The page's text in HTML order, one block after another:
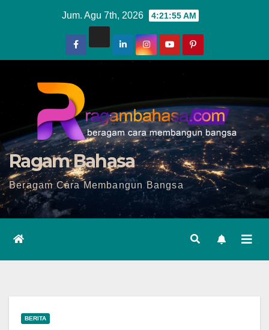
Jum. Agu 7th, 2026 4:21:56 AM
Ragam Bahasa
Beragam Cara Membangun Bangsa
BERITA